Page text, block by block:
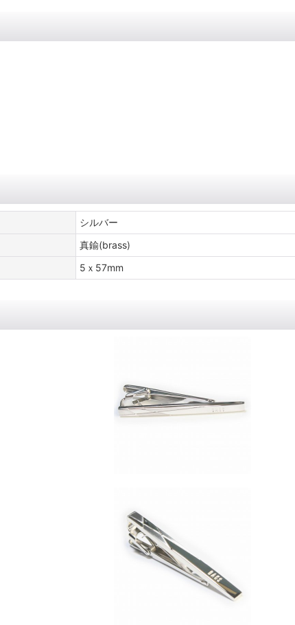
シルバー
真鍮(brass)
5ｘ57mm